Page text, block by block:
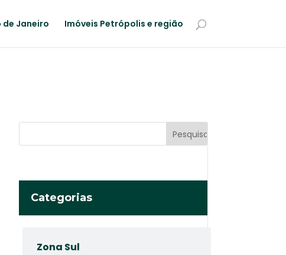
de Janeiro Imóveis Petrópolis e região
Categorias
Zona Sul